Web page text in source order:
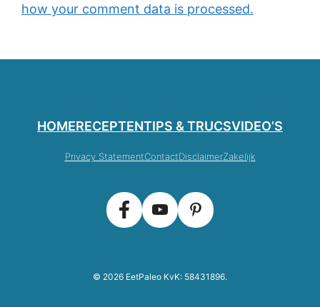
how your comment data is processed.
HOMERECEPTENTIPS & TRUCSVIDEO’S
Privacy StatementContactDisclaimerZakelijk
© 2026 EetPaleo KvK: 58431896.